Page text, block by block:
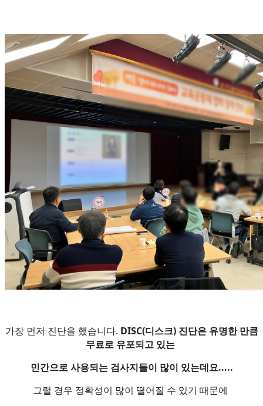
가장 먼저 진단을 했습니다. DISC(디스크) 진단은 유명한 만큼
무료로 유포되고 있는
민간으로 사용되는 검사지들이 많이 있는데요.....
그럴 경우 정확성이 많이 떨어질 수 있기 때문에